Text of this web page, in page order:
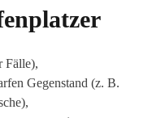
Fälle),
Gegenstand (z. B.